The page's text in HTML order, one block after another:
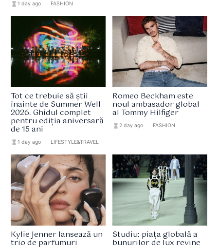
hourglass_full1 day ago FASHION
Tot ce trebuie să știi
înainte de Summer Well
2026. Ghidul complet
pentru ediția aniversară
de 15 ani
hourglass_full1 day ago LIFESTYLE&TRAVEL
Romeo Beckham este
noul ambasador global
al Tommy Hilfiger
hourglass_full 2 day ago FASHION
Kylie Jenner lansează un
trio de parfumuri
Studiu: piața globală a
bunurilor de lux revine